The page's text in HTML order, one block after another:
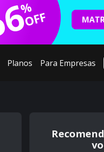
%
OFF
Planos Para Empresas